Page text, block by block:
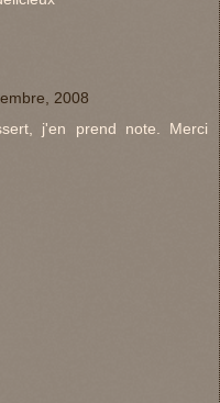
2008
j'en prend note. Merci